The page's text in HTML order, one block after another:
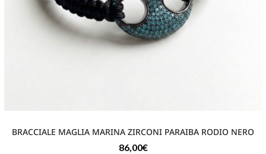
BRACCIALE MAGLIA MARINA ZIRCONI PARAIBA RODIO NERO
86,00€